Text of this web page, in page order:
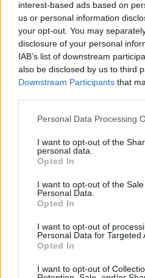
interest-based ads based on
us or personal information
your opt-out. You may
disclosure of your personal
IAB’s list of downstream
also be disclosed by us to third
Downstream Participants that
Personal Data Processing
I want to opt-out of the
personal data.
Opted In
I want to opt-out of the
Personal Data.
Opted In
I want to opt-out of
Personal Data for Targeted
Opted In
I want to opt-out of
2014 Amburgo
2013 Wolfsburg
Prossime
Borussia
29/
Amburgo
Lipsia
Amburgo 19/
Hoffenheim